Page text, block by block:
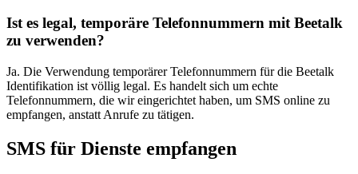
Ist es legal, temporäre Telefonnummern mit Beetalk
zu verwenden?
Ja. Die Verwendung temporärer Telefonnummern für die Beetalk
Identifikation ist völlig legal. Es handelt sich um echte
Telefonnummern, die wir eingerichtet haben, um SMS online zu
empfangen, anstatt Anrufe zu tätigen.
SMS für Dienste empfangen